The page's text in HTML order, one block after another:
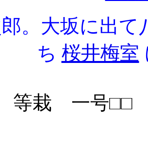
。大坂に出て
ち 桜井梅室
等栽 一号□□